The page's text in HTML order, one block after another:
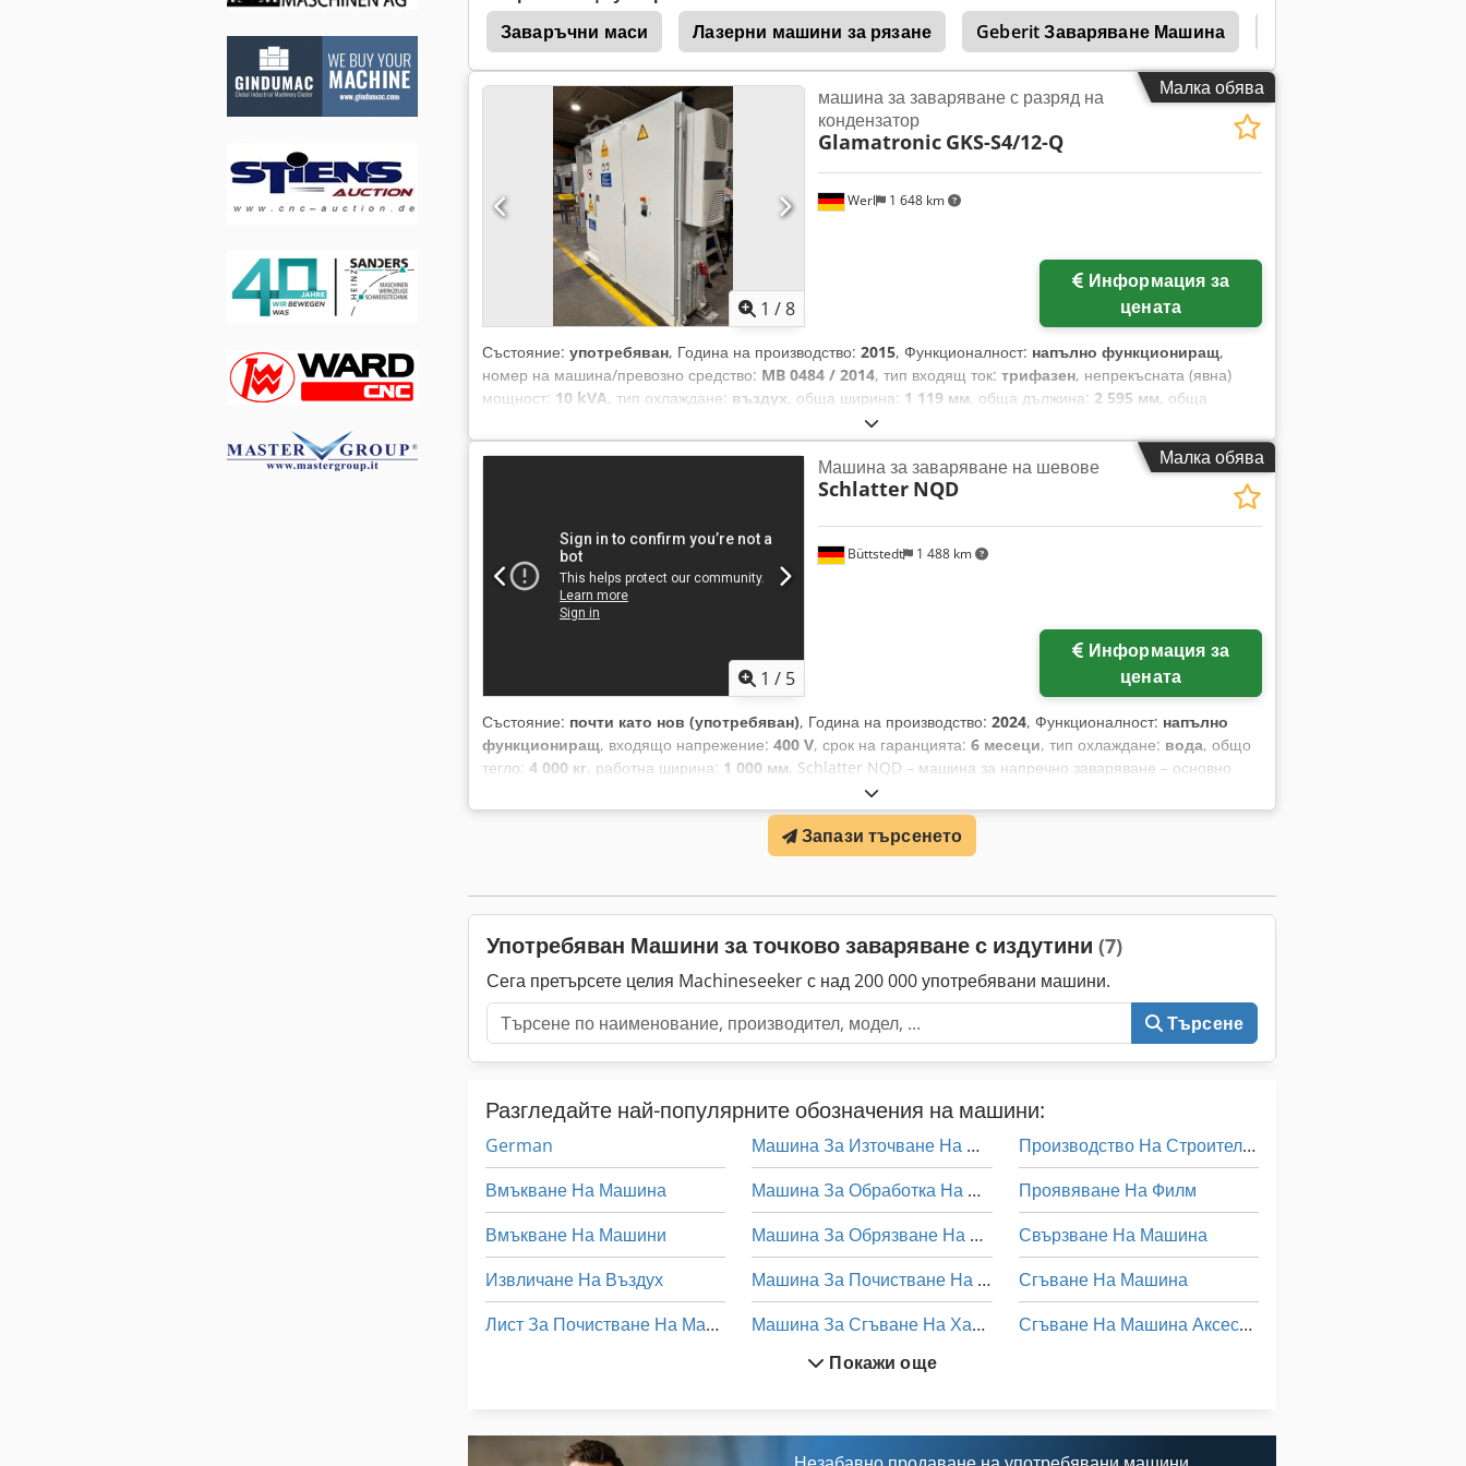
на цилиндрите Тегло: 1090 кг Codpfx Asd Ip Aljgkjha Машината е в процес на рециклиране.
Заваръчни маси
Лазерни машини за рязане Geberit Заваряване Машина
Dalex Cgl 222 Dalex Cgl 152
Малка обява
1 /8
Werl 1 648 km
машина за заваряване с разряд на
кондензатор
Glamatronic GKS-S4/12-Q
цената
Състояние: употребяван, Година на производство: 2015, Функционалност: напълно функциониращ,
номер на машина/превозно средство: MB 0484 / 2014, тип входящ ток: трифазен, непрекъсната (явна)
мощност: 10 kVA, тип охлаждане: въздух, обща ширина: 1 119 мм, обща дължина: 2 595 мм, обща
, За продажба е налична кондензаторно-разрядна заваръчна
инсталация (CD заваръчна машина) марка GLAMATRONIC, модел GKS-S4/12-Q, произведена през 2015
година. Инсталацията е в добро състояние и е подходяща за индустриални заваръчни приложения с
висока процесна сигурност и прецизно подаване на енергия. Инсталацията е редовно поддържана и е
охлаждане. Технически данни: Chedpfxsy Rmk De Agkja Марка / модел: GKS-S4/12-Q Година на
производство: 06/2015 Номинално напрежение: 3 x 400 V AC / 50 Hz Управляващи напрежения: 230 V AC /
24 V DC Номинална мощност: 10 kVA Заваръчна енергия: 4 kJ Заваръчна сила: 12 kN Макс. предпазител на
захранващата линия: 32 A Тегло на рамата: прибл. 1.700 kg Тегло на управляващите шкафове: прибл.
Малка обява
1 / 5
Büttstedt 1 488 km
Машина за заваряване на шевове
Schlatter NQD
цената
Състояние: почти като нов (употребяван), Година на производство: 2024, Функционалност: напълно
функциониращ, входящо напрежение: 400 V, срок на гаранцията: 6 месеци, тип охлаждане: вода, общо
тегло: 4 000 кг, работна ширина: 1 000 мм, Schlatter NQD – машина за напречно заваряване – основно
рециклирана Предлагаме основно рециклирана машина Schlatter NQD за напречно заваряване. Срокът за
доставка на машината е приблизително 4 месеца. Csdpfx Aou Tqhhegkjha Заваръчни глави: 4 бр. Ход на
движение: 950 мм Скорост на заваряване: до 12 метра/минута Машината се продава само след основен
ремонт/като нова. С уважение, Т. Бекер
Запази търсенето
Употребяван Машини за точково заваряване с издутини (7)
Сега претърсете целия Machineseeker с над 200 000 употребявани машини.
Търсене
Разгледайте най-популярните обозначения на машини:
German
Вмъкване На Машина
Вмъкване На Машини
Извличане На Въздух
Лист За Почистване На Машини
Машина За Източване На Mebus
Машина За Обработка На Месо
Машина За Обрязване На Четка
Машина За Почистване На Част
Машина За Сгъване На Хартия
Машина На Храните
Намаляване На Машина
Производство На Строителни Материали
Проявяване На Филм
Свързване На Машина
Сгъване На Машина
Сгъване На Машина Аксесоари
Покажи още